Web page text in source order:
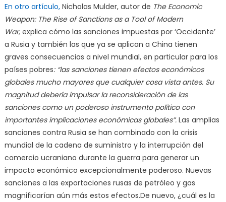
En otro artículo,Nicholas Mulder, autor de The Economic
Weapon: The Rise of Sanctions as a Tool of Modern
War,explica cómo las sanciones impuestas por ‘Occidente’
a Rusia y también las que ya se aplican a China tienen
graves consecuencias a nivel mundial, en particular para los
países pobres: “las sanciones tienen efectos económicos
globales mucho mayores que cualquier cosa vista antes. Su
magnitud debería impulsar la reconsideración de las
sanciones como un poderoso instrumento político con
importantes implicaciones económicas globales”. Las amplias
sanciones contra Rusia se han combinado con la crisis
mundial de la cadena de suministro y la interrupción del
comercio ucraniano durante la guerra para generar un
impacto económico excepcionalmente poderoso. Nuevas
sanciones a las exportaciones rusas de petróleo y gas
magnificarían aún más estos efectos.De nuevo, ¿cuál es la